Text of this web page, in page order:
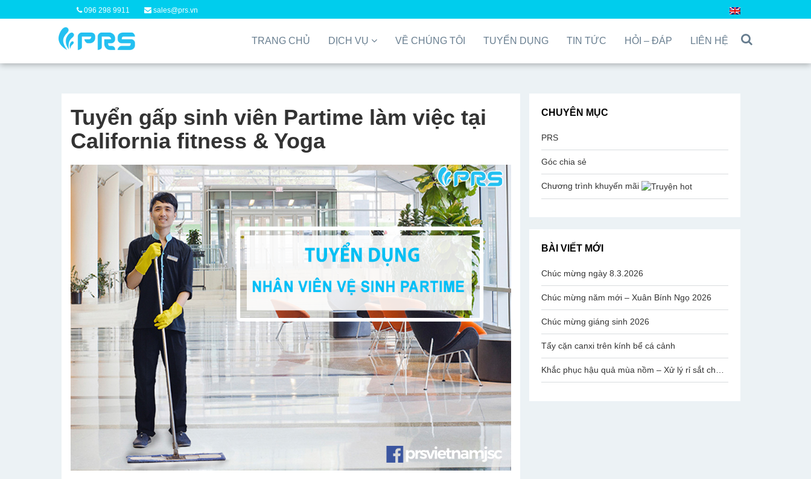
096 298 9911 sales@prs.vn
TRANG CHỦ DỊCH VỤ VỀ CHÚNG TÔI TUYỂN DỤNG TIN TỨC HỎI – ĐÁP LIÊN HỆ
Tuyển gấp sinh viên Partime làm việc tại
California fitness & Yoga
CHUYÊN MỤC
PRS
Góc chia sẻ
Chương trình khuyến mãi
BÀI VIẾT MỚI
Chúc mừng ngày 8.3.2026
Chúc mừng năm mới – Xuân Bính Ngọ 2026
Chúc mừng giáng sinh 2026
Tẩy cặn canxi trên kính bể cá cảnh
Khắc phục hậu quả mùa nồm – Xử lý rỉ sắt chân ghế mạ Inox Văn Phòng